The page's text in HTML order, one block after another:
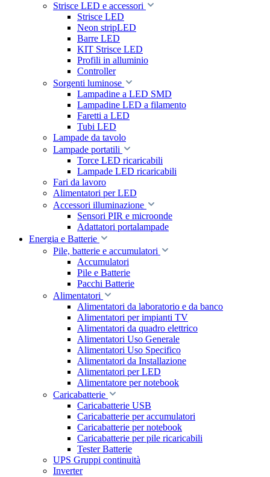
Strisce LED e accessori
Strisce LED
Neon stripLED
Barre LED
KIT Strisce LED
Profili in alluminio
Controller
Sorgenti luminose
Lampadine a LED SMD
Lampadine LED a filamento
Faretti a LED
Tubi LED
Lampade da tavolo
Lampade portatili
Torce LED ricaricabili
Lampade LED ricaricabili
Fari da lavoro
Alimentatori per LED
Accessori illuminazione
Sensori PIR e microonde
Adattatori portalampade
Energia e Batterie
Pile, batterie e accumulatori
Accumulatori
Pile e Batterie
Pacchi Batterie
Alimentatori
Alimentatori da laboratorio e da banco
Alimentatori per impianti TV
Alimentatori da quadro elettrico
Alimentatori Uso Generale
Alimentatori Uso Specifico
Alimentatori da Installazione
Alimentatori per LED
Alimentatore per notebook
Caricabatterie
Caricabatterie USB
Caricabatterie per accumulatori
Caricabatterie per notebook
Caricabatterie per pile ricaricabili
Tester Batterie
UPS Gruppi continuità
Inverter